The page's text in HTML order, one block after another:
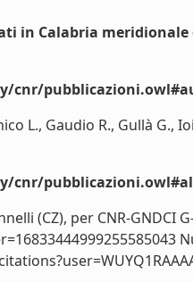
in Calabria
cnr/
L., Gaudio R., Gullà G.,
cnr/
(CZ), per CNR-